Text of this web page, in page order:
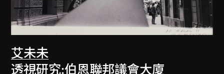
艾未未
透視研究:伯恩聯邦議會大廈